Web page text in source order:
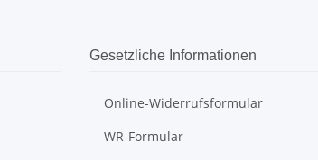
Gesetzliche Informationen
Online-Widerrufsformular
WR-Formular